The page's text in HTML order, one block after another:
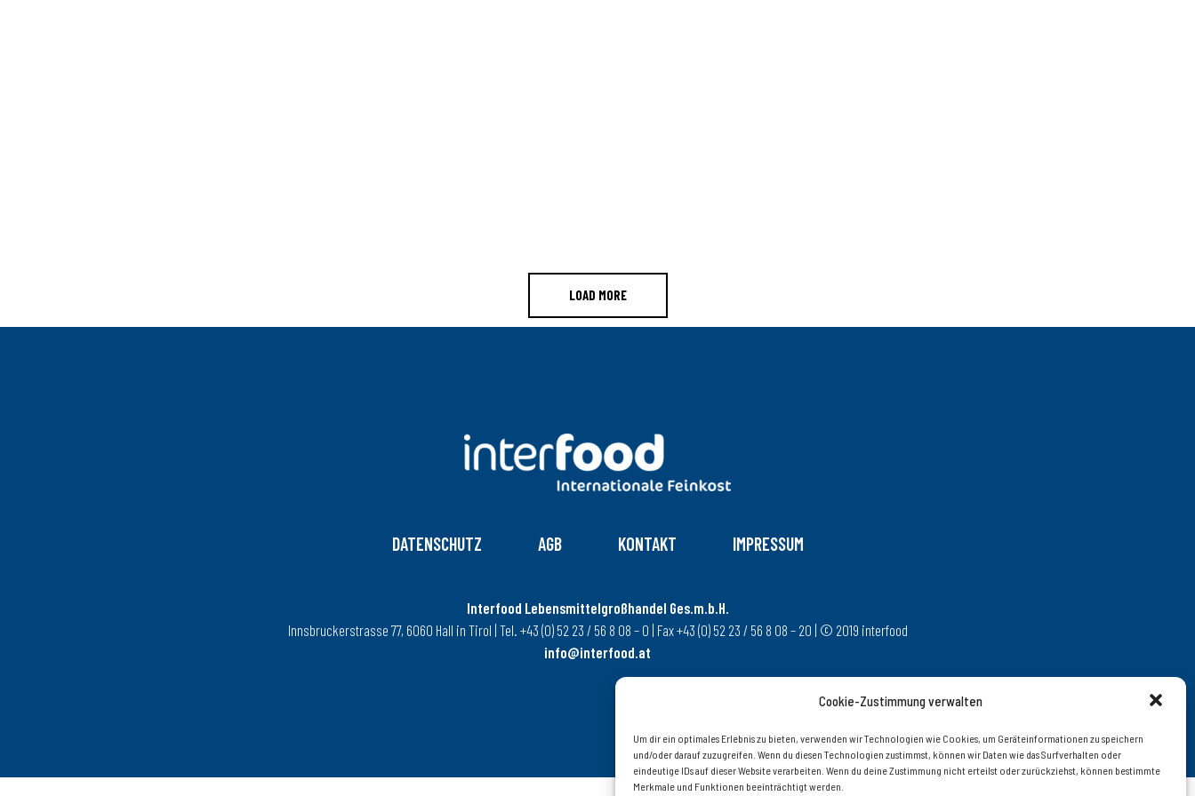
Cookie-Zustimmung verwalten
Um dir ein optimales Erlebnis zu bieten, verwenden wir Technologien wie Cookies, um Geräteinformationen zu speichern
und/oder darauf zuzugreifen. Wenn du diesen Technologien zustimmst, können wir Daten wie das Surfverhalten oder
eindeutige IDs auf dieser Website verarbeiten. Wenn du deine Zustimmung nicht erteilst oder zurückziehst, können bestimmte
Merkmale und Funktionen beeinträchtigt werden.
LOAD MORE
DATENSCHUTZ AGB KONTAKT IMPRESSUM
Interfood Lebensmittelgroßhandel Ges.m.b.H.
Innsbruckerstrasse 77, 6060 Hall in Tirol | Tel. +43 (0) 52 23 / 56 8 08 – 0 | Fax +43 (0) 52 23 / 56 8 08 – 20 | © 2019 interfood
info@interfood.at